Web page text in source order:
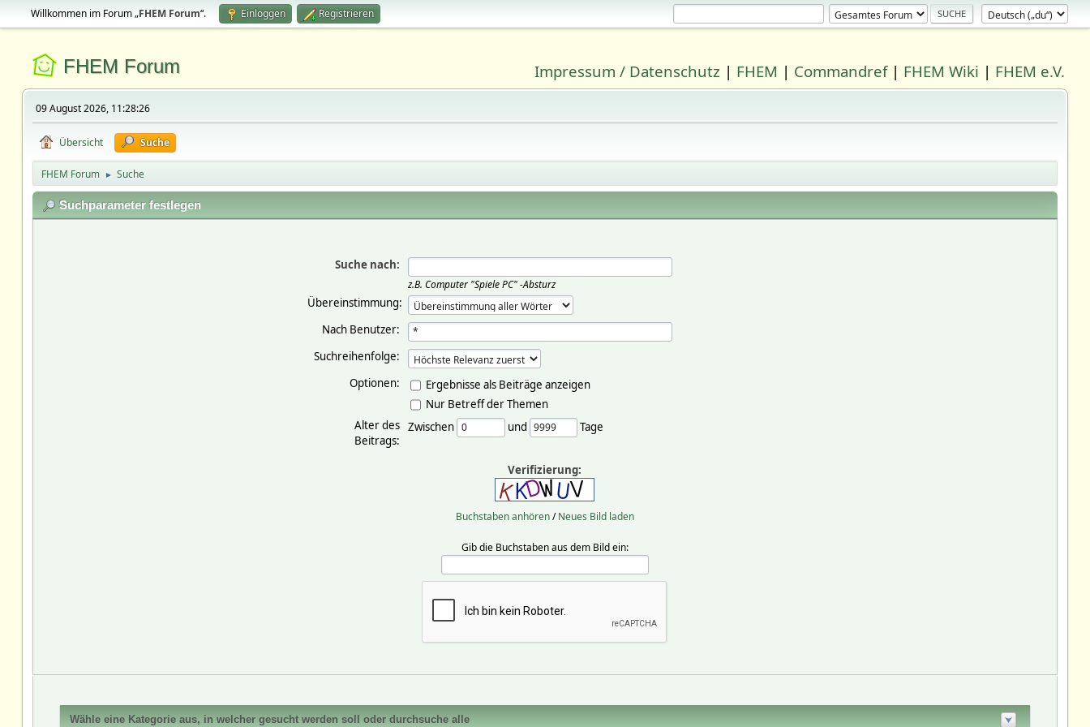
Willkommen im Forum „FHEM Forum“. Einloggen Registrieren
FHEM Forum Impressum / Datenschutz | FHEM | Commandref| FHEM Wiki | FHEM e.V.
09 August 2026, 11:28:26
Übersicht Suche
FHEM Forum ► Suche
Suchparameter festlegen
Suche nach:
z.B. Computer "Spiele PC" -Absturz
Übereinstimmung:
Nach Benutzer:
Suchreihenfolge:
Optionen:
Ergebnisse als Beiträge anzeigen
Nur Betreff der Themen
Alter des
Beitrags:
Zwischen und Tage
Verifizierung:
Buchstaben anhören/Neues Bild laden
Gib die Buchstaben aus dem Bild ein:
Wähle eine Kategorie aus, in welcher gesucht werden soll oder durchsuche alle